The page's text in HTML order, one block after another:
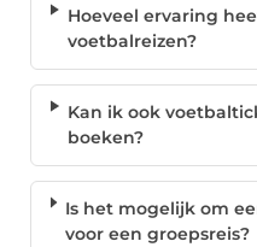
Hoeveel ervaring
voetbalreizen?
Kan ik ook
boeken?
Is het mogelijk om
voor een groepsreis?